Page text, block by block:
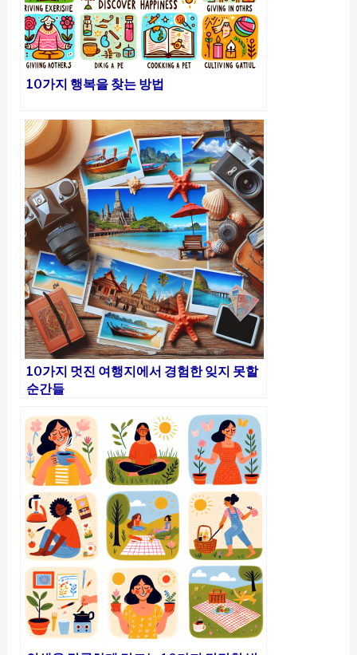
10가지 행복을 찾는 방법
10가지 멋진 여행지에서 경험한 잊지 못할
순간들